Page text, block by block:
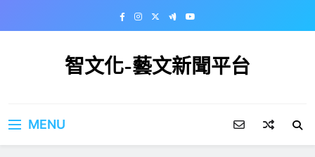
智文化-藝文新聞平台
MENU